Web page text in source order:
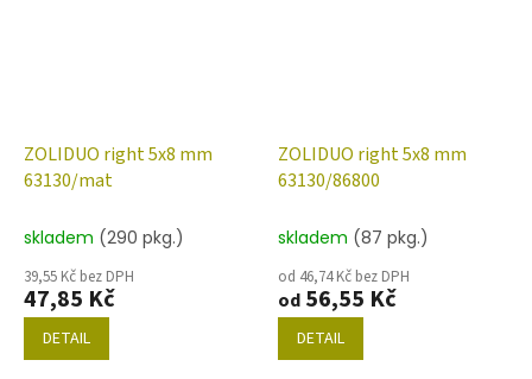
ZOLIDUO right 5x8 mm
63130/mat
skladem (290 pkg.)
39,55 Kč bez DPH
47,85 Kč
DETAIL
ZOLIDUO right 5x8 mm
63130/86800
skladem (87 pkg.)
od 46,74 Kč bez DPH
od 56,55 Kč
DETAIL